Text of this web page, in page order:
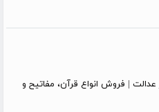
عدالت | فروش انواع قرآن، مفاتیح و